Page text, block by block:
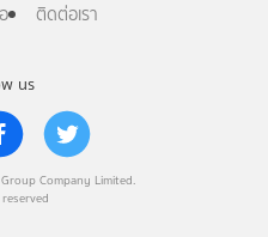
us
Company Limited.
ติดต่อเรา